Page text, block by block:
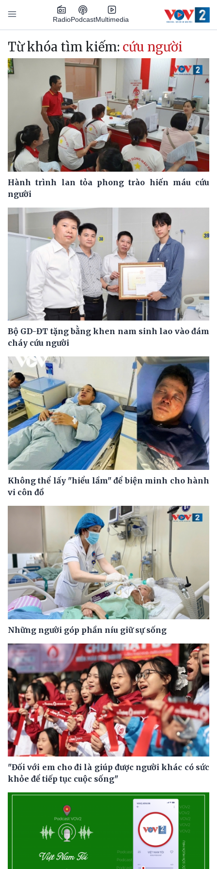
Nhảy đến nội dung
RadioPodcastMultimedia
Main navigation
Từ khóa tìm kiếm: cứu người
Hành trình lan tỏa phong trào hiến máu cứu
người
Bộ GD-ĐT tặng bằng khen nam sinh lao vào đám
cháy cứu người
Không thể lấy "hiểu lầm" để biện minh cho hành
vi côn đồ
Những người góp phần níu giữ sự sống
"Đối với em cho đi là giúp được người khác có sức
khỏe để tiếp tục cuộc sống"